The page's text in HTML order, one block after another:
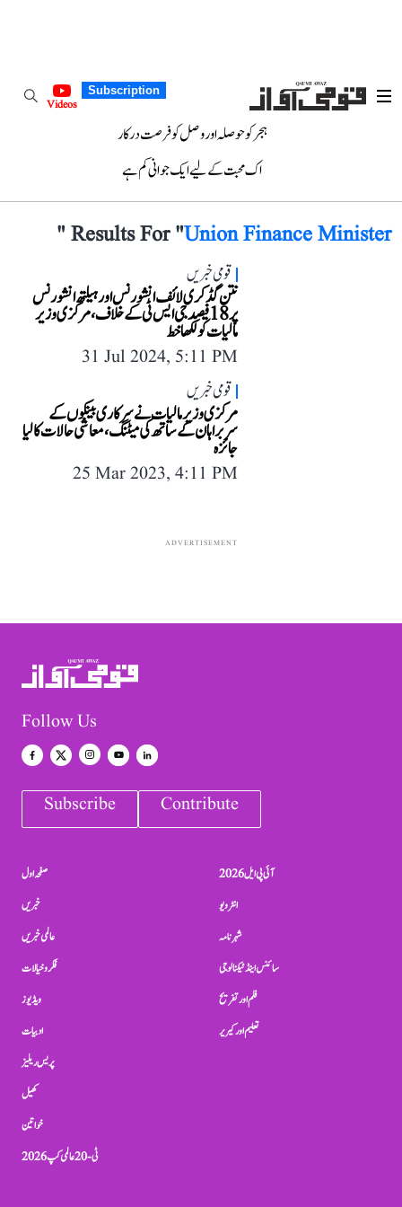
Subscription
Videos
ہجر کو حوصلہ اور وصل کو فرصت درکار
اک محبت کے لیے ایک جوانی کم ہے
Results For "Union Finance Minister
"
قومی خبریں
نتن گڈکری لائف انشورنس اور ہیلتھ انشورنس
پر 18 فیصد جی ایس ٹی کے خلاف، مرکزی وزیر
مالیات کو لکھا خط
31 Jul 2024, 5:11 PM
قومی خبریں
مرکزی وزیر مالیات نے سرکاری بینکوں کے
سربراہان کے ساتھ کی میٹنگ، معاشی حالات کا لیا
جائزہ
25 Mar 2023, 4:11 PM
ADVERTISEMENT
Follow Us
Subscribe Contribute
صفحہ اول
خبریں
عالمی خبریں
فکر و خیالات
ویڈیوز
ادبیات
پریس ریلیز
کھیل
خواتین
ٹی-20 عالمی کپ 2026
آئی پی ایل 2026
انٹرویو
شہرنامہ
سائنس اینڈ ٹیکنالوجی
فلم اور تفریح
تعلیم اور کیریر